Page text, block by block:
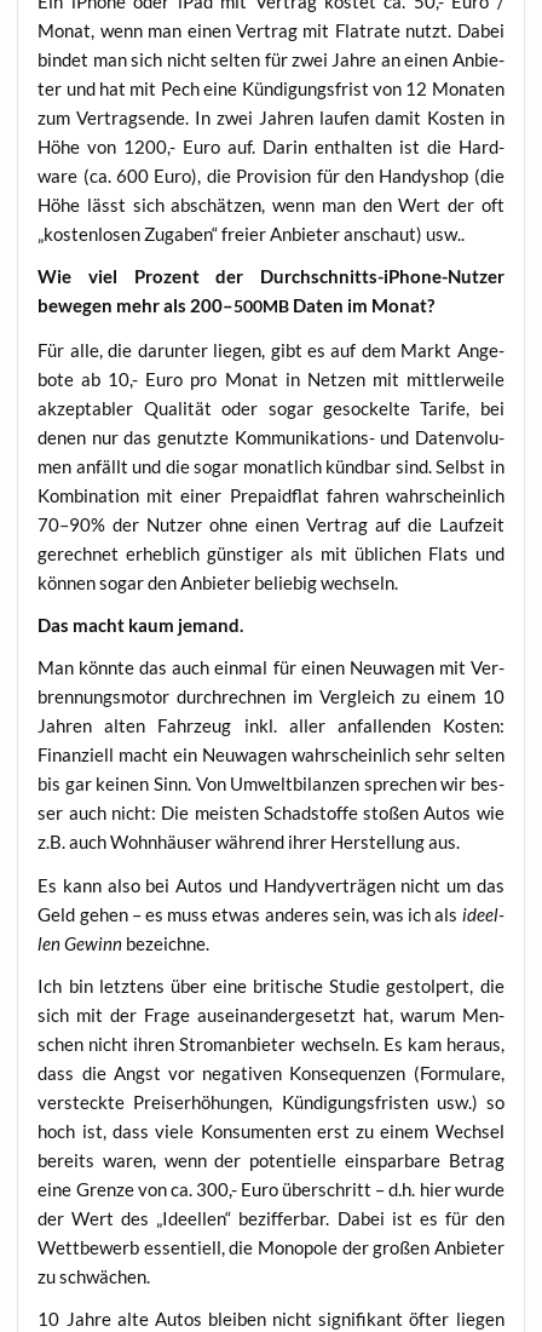
Monat, wenn man einen Ver­trag mit Flat­rate nutzt. Dabei
bin­det man sich nicht sel­ten für zwei Jah­re an einen Anbie­
ter und hat mit Pech eine Kün­di­gungs­frist von 12 Mona­ten
zum Ver­trags­en­de. In zwei Jah­ren lau­fen damit Kos­ten in
Höhe von 1200,- Euro auf. Dar­in ent­hal­ten ist die Hard­
ware (ca. 600 Euro), die Pro­vi­si­on für den Han­dy­shop (die
Höhe lässt sich abschät­zen, wenn man den Wert der oft
„kos­ten­lo­sen Zuga­ben“ frei­er Anbie­ter anschaut) usw..
Wie viel Pro­zent der Durch­schnitts-iPho­ne-Nut­zer
bewe­gen mehr als 200–500MB Daten im Monat?
Für alle, die dar­un­ter lie­gen, gibt es auf dem Markt Ange­
bo­te ab 10,- Euro pro Monat in Net­zen mit mitt­ler­wei­le
akzep­ta­bler Qua­li­tät oder sogar geso­ckel­te Tari­fe, bei
denen nur das genutz­te Kom­mu­ni­ka­ti­ons- und Daten­vo­lu­
men anfällt und die sogar monat­lich künd­bar sind. Selbst in
Kom­bi­na­ti­on mit einer Pre­paid­flat fah­ren wahr­schein­lich
70–90% der Nut­zer ohne einen Ver­trag auf die Lauf­zeit
gerech­net erheb­lich güns­ti­ger als mit übli­chen Flats und
kön­nen sogar den Anbie­ter belie­big wechseln.
Das macht kaum jemand.
Man könn­te das auch ein­mal für einen Neu­wa­gen mit Ver­
bren­nungs­mo­tor durch­rech­nen im Ver­gleich zu einem 10
Jah­ren alten Fahr­zeug inkl. aller anfal­len­den Kos­ten:
Finan­zi­ell macht ein Neu­wa­gen wahr­schein­lich sehr sel­ten
bis gar kei­nen Sinn. Von Umwelt­bi­lan­zen spre­chen wir bes­
ser auch nicht: Die meis­ten Schad­stof­fe sto­ßen Autos wie
z.B. auch Wohn­häu­ser wäh­rend ihrer Her­stel­lung aus.
Es kann also bei Autos und Han­dy­ver­trä­gen nicht um das
Geld gehen – es muss etwas ande­res sein, was ich als ideel­
len Gewinn bezeichne.
Ich bin letz­tens über eine bri­ti­sche Stu­die gestol­pert, die
sich mit der Fra­ge aus­ein­an­der­ge­setzt hat, war­um Men­
schen nicht ihren Strom­an­bie­ter wech­seln. Es kam her­aus,
dass die Angst vor nega­ti­ven Kon­se­quen­zen (For­mu­la­re,
ver­steck­te Preis­er­hö­hun­gen, Kün­di­gungs­fris­ten usw.) so
hoch ist, dass vie­le Kon­su­men­ten erst zu einem Wech­sel
bereits waren, wenn der poten­ti­el­le ein­spar­ba­re Betrag
eine Gren­ze von ca. 300,- Euro über­schritt – d.h. hier wur­de
der Wert des „Ideel­len“ bezif­fer­bar. Dabei ist es für den
Wett­be­werb essen­ti­ell, die Mono­po­le der gro­ßen Anbie­ter
zu schwächen.
10 Jah­re alte Autos blei­ben nicht signi­fi­kant öfter lie­gen